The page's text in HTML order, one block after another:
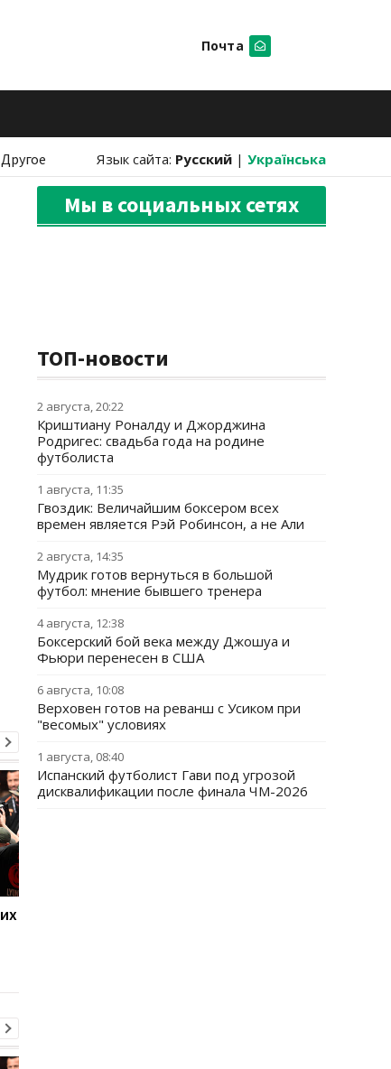
Почта
Другое Язык сайта: Русский | Українська
Мы в социальных сетях
ТОП-новости
2 августа, 20:22
Криштиану Роналду и Джорджина
Родригес: свадьба года на родине
футболиста
1 августа, 11:35
Гвоздик: Величайшим боксером всех
времен является Рэй Робинсон, а не Али
2 августа, 14:35
Мудрик готов вернуться в большой
футбол: мнение бывшего тренера
4 августа, 12:38
Боксерский бой века между Джошуа и
Фьюри перенесен в США
6 августа, 10:08
Верховен готов на реванш с Усиком при
"весомых" условиях
1 августа, 08:40
Испанский футболист Гави под угрозой
дисквалификации после финала ЧМ-2026